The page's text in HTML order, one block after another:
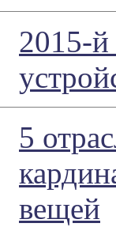
2015-
5
вещей